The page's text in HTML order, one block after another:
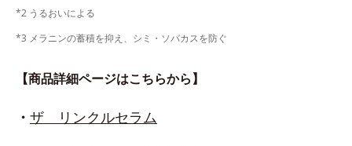
*2 うるおいによる
*3 メラニンの蓄積を抑え、シミ・ソバカスを防ぐ
【商品詳細ページはこちらから】
・ ザ リンクルセラム